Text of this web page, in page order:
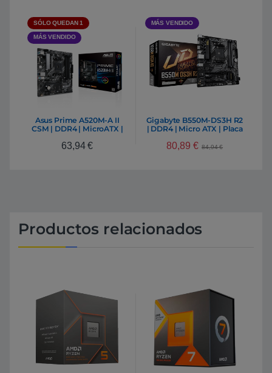
SÓLO QUEDAN 1
MÁS VENDIDO
Asus Prime A520M-A II
CSM | DDR4 | MicroATX |
63,94€
MÁS VENDIDO
Gigabyte B550M-DS3H R2
| DDR4 | Micro ATX | Placa
80,89 € 84,94€
Productos relacionados